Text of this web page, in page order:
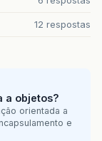
12 respostas
a objetos?
orientada a
e